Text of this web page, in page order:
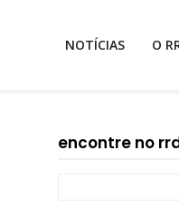
NOTÍCIAS O
encontre no